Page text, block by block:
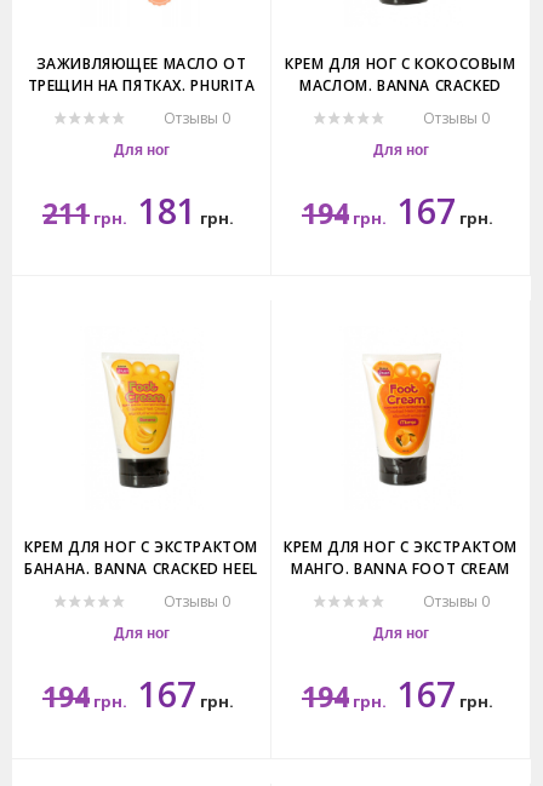
ЗАЖИВЛЯЮЩЕЕ МАСЛО ОТ
ТРЕЩИН НА ПЯТКАХ. PHURITA
Отзывы 0
Для ног
211 грн. 181 грн.
КРЕМ ДЛЯ НОГ С КОКОСОВЫМ
МАСЛОМ. BANNA CRACKED
Отзывы 0
Для ног
194 грн. 167 грн.
КРЕМ ДЛЯ НОГ С ЭКСТРАКТОМ
БАНАНА. BANNA CRACKED HEEL
Отзывы 0
Для ног
194 грн. 167 грн.
КРЕМ ДЛЯ НОГ С ЭКСТРАКТОМ
МАНГО. BANNA FOOT CREAM
Отзывы 0
Для ног
194 грн. 167 грн.